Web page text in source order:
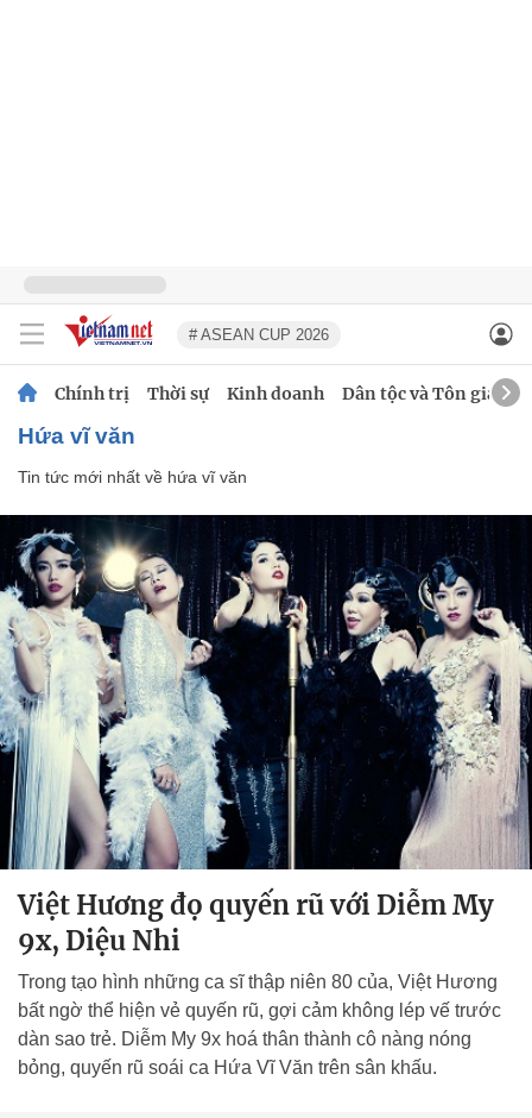
# ASEAN CUP 2026
Chính trị Thời sự Kinh doanh Dân tộc và Tôn giáo
hứa vĩ văn
Tin tức mới nhất về hứa vĩ văn
Việt Hương đọ quyến rũ với Diễm My
9x, Diệu Nhi
Trong tạo hình những ca sĩ thập niên 80 của, Việt Hương
bất ngờ thể hiện vẻ quyến rũ, gợi cảm không lép vế trước
dàn sao trẻ. Diễm My 9x hoá thân thành cô nàng nóng
bỏng, quyến rũ soái ca Hứa Vĩ Văn trên sân khấu.